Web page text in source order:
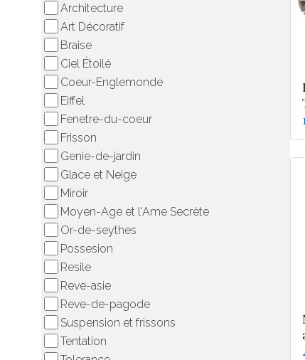
Architecture
Art Décoratif
Braise
Ciel Étoilé
Coeur-Englemonde
Eiffel
Fenetre-du-coeur
Frisson
Genie-de-jardin
Glace et Neige
Miroir
Moyen-Age et l'Ame Secrète
Or-de-seythes
Possesion
Resile
Reve-asie
Reve-de-pagode
Suspension et frissons
Tentation